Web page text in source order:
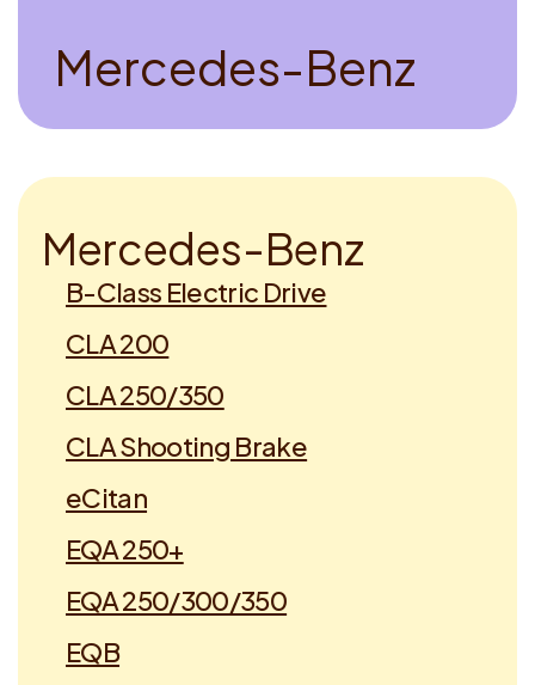
Dutch
Mercedes-Benz
Mercedes-Benz
B-Class Electric Drive
CLA 200
CLA 250/350
CLA Shooting Brake
eCitan
EQA 250+
EQA 250/300/350
EQB